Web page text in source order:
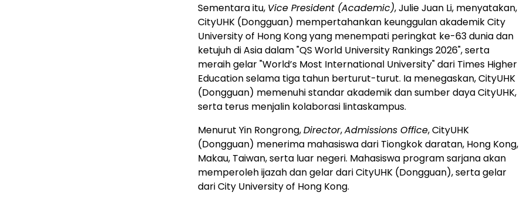
Sementara itu, Vice President (Academic), Julie Juan Li, menyatakan,
CityUHK (Dongguan) mempertahankan keunggulan akademik City
University of Hong Kong yang menempati peringkat ke-63 dunia dan
ketujuh di Asia dalam "QS World University Rankings 2026", serta
meraih gelar "World’s Most International University" dari Times Higher
Education selama tiga tahun berturut-turut. Ia menegaskan, CityUHK
(Dongguan) memenuhi standar akademik dan sumber daya CityUHK,
serta terus menjalin kolaborasi lintaskampus.
Menurut Yin Rongrong,Director,Admissions Office, CityUHK
(Dongguan) menerima mahasiswa dari Tiongkok daratan, Hong Kong,
Makau, Taiwan, serta luar negeri. Mahasiswa program sarjana akan
memperoleh ijazah dan gelar dari CityUHK (Dongguan), serta gelar
dari City University of Hong Kong.